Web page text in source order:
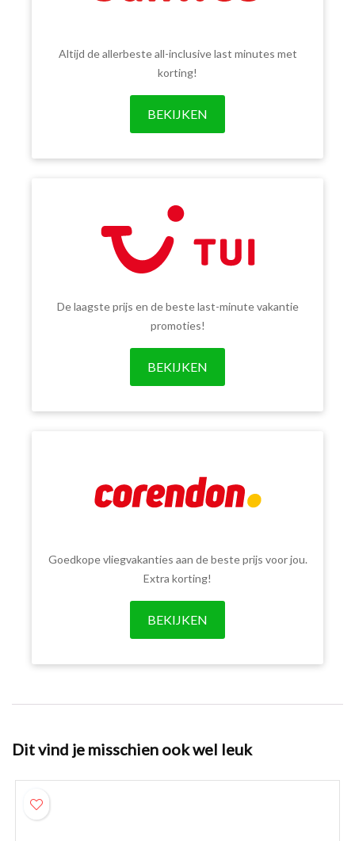
Altijd de allerbeste all-inclusive last minutes met
korting!
BEKIJKEN
De laagste prijs en de beste last-minute vakantie
promoties!
BEKIJKEN
Goedkope vliegvakanties aan de beste prijs voor jou.
Extra korting!
BEKIJKEN
Dit vind je misschien ook wel leuk